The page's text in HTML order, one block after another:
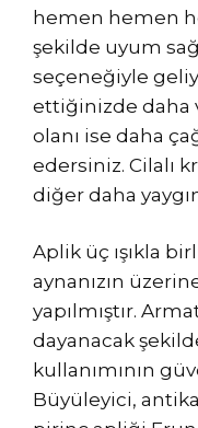
hemen hemen
şekilde uyum
seçeneğiyle
ettiğinizde daha
olanı ise daha
edersiniz. Cilalı
diğer daha
Aplik üç ışıkla
aynanızın
yapılmıştır.
dayanacak
kullanımının
Büyüleyici,